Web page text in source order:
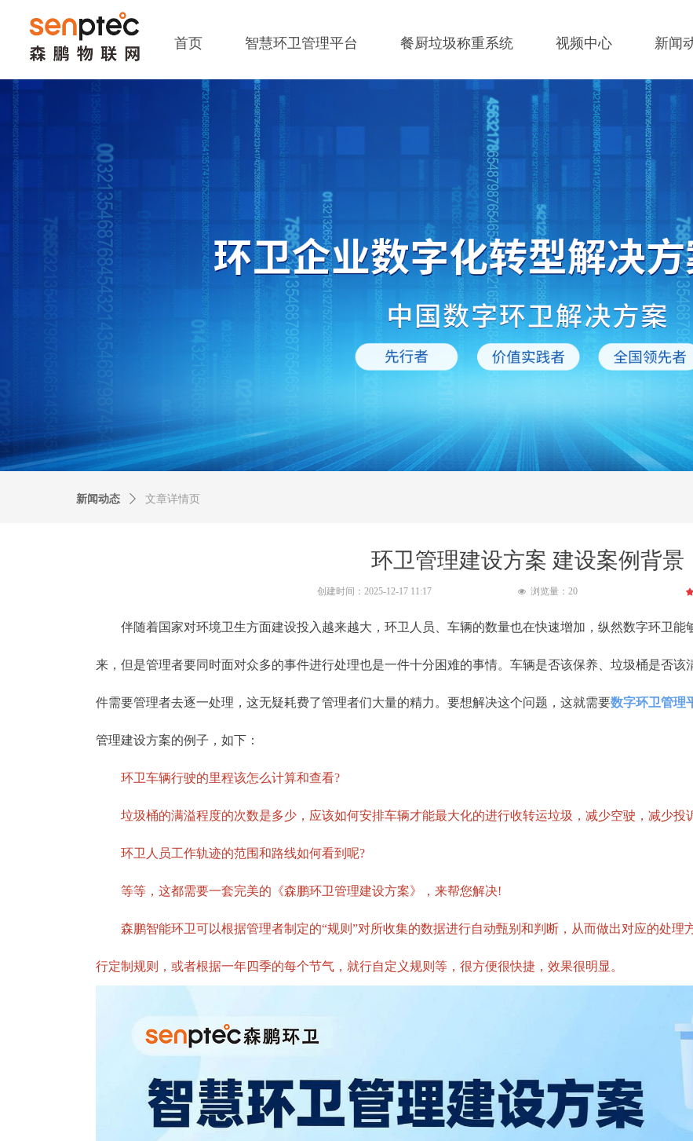
首页 智慧环卫管理平台 餐厨垃圾称重系统 视频中心 新闻
环卫管理建设方案 建设案例背景
伴随着国家对环境卫生方面建设投入越来越大，环卫人员、车辆的数量也在快速增加，纵然数字环卫能
来，但是管理者要同时面对众多的事件进行处理也是一件十分困难的事情。车辆是否该保养、垃圾桶是否
件需要管理者去逐一处理，这无疑耗费了管理者们大量的精力。要想解决这个问题，这就需要数字环卫管理
管理建设方案的例子，如下：
环卫车辆行驶的里程该怎么计算和查看?
垃圾桶的满溢程度的次数是多少，应该如何安排车辆才能最大化的进行收转运垃圾，减少空驶，减少投
环卫人员工作轨迹的范围和路线如何看到呢?
等等，这都需要一套完美的《森鹏环卫管理建设方案》，来帮您解决!
森鹏智能环卫可以根据管理者制定的“规则”对所收集的数据进行自动甄别和判断，从而做出对应的处理
行定制规则，或者根据一年四季的每个节气，就行自定义规则等，很方便很快捷，效果很明显。
新闻动态 ꄲ 文章详情页
创建时间： 2025-12-17 11:17 넶 浏览量： 20 끄